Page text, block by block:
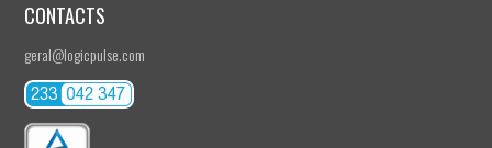
CONTACTS
geral@logicpulse.com